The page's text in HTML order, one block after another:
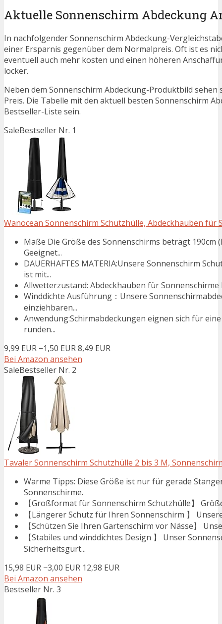
Aktuelle Sonnenschirm Abdeckung
In nachfolgender Sonnenschirm Abdeckung-
einer Ersparnis gegenüber dem Normalpreis. Oft ist es
eventuell auch mehr kosten und einen höheren
locker.
Neben dem Sonnenschirm Abdeckung-Produktbild
Preis. Die Tabelle mit den aktuell besten Sonnenschirm
Bestseller-Liste sein.
SaleBestseller Nr. 1
Wanocean Sonnenschirm Schutzhülle, Abdeckhauben für
Maße Die Größe des Sonnenschirms beträgt 190cm
Geeignet...
DAUERHAFTES MATERIA:Unsere Sonnenschirm
ist mit...
Allwetterzustand: Abdeckhauben für
Winddichte Ausführung：Unsere
einziehbaren...
Anwendung:Schirmabdeckungen eignen sich für
runden...
9,99 EUR −1,50 EUR8,49 EUR
Bei Amazon ansehen
SaleBestseller Nr. 2
Tavaler Sonnenschirm Schutzhülle 2 bis 3 M,
Warme Tipps: Diese Größe ist nur für gerade
Sonnenschirme.
【Großformat für Sonnenschirm Schutzhülle】
【Längerer Schutz für Ihren Sonnenschirm 】
【Schützen Sie Ihren Gartenschirm vor Nässe】
【Stabiles und winddichtes Design 】 Unser
Sicherheitsgurt...
15,98 EUR −3,00 EUR 12,98 EUR
Bei Amazon ansehen
Bestseller Nr. 3